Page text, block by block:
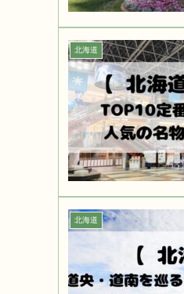
北海道
北海道